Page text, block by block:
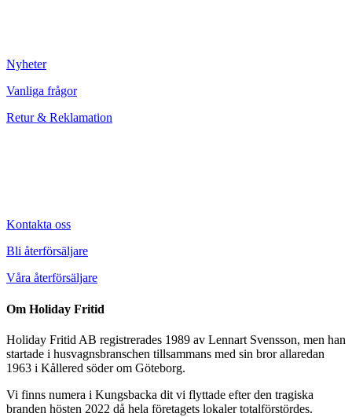
Nyheter
Vanliga frågor
Retur & Reklamation
Kontakta oss
Bli återförsäljare
Våra återförsäljare
Om Holiday Fritid
Holiday Fritid AB registrerades 1989 av Lennart Svensson, men han
startade i husvagnsbranschen tillsammans med sin bror allaredan
1963 i Kållered söder om Göteborg.
Vi finns numera i Kungsbacka dit vi flyttade efter den tragiska
branden hösten 2022 då hela företagets lokaler totalförstördes.